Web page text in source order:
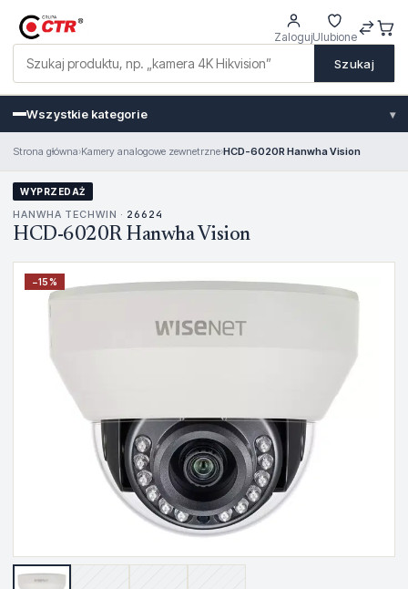
Szukaj
ZalogujUlubione
Wszystkie kategorie ▾
Strona główna›Kamery analogowe zewnetrzne›HCD-6020R Hanwha Vision
WYPRZEDAŻ
HANWHA TECHWIN · 26624
HCD-6020R Hanwha Vision
−15%